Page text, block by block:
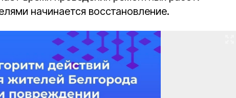
начинается восстановление.